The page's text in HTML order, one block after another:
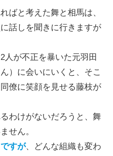
ばと考えた舞と相馬は、
話しを聞きに行きますが
人が不正を暴いた元羽田
）に会いにいくと、そこ
僚に笑顔を見せる藤枝が
わけがないだろうと、舞
せん。
すが、どんな組織も変わ